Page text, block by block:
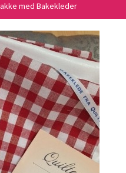
med Bakekleder